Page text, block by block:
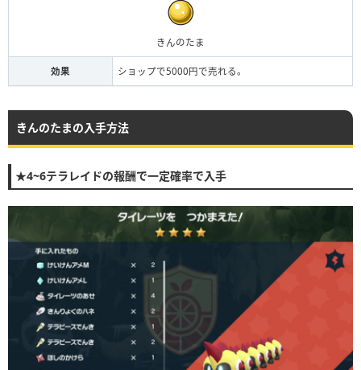
きんのたま
効果 ショップで5000円で売れる。
きんのたまの入手方法
★4~6テラレイドの報酬で一定確率で入手